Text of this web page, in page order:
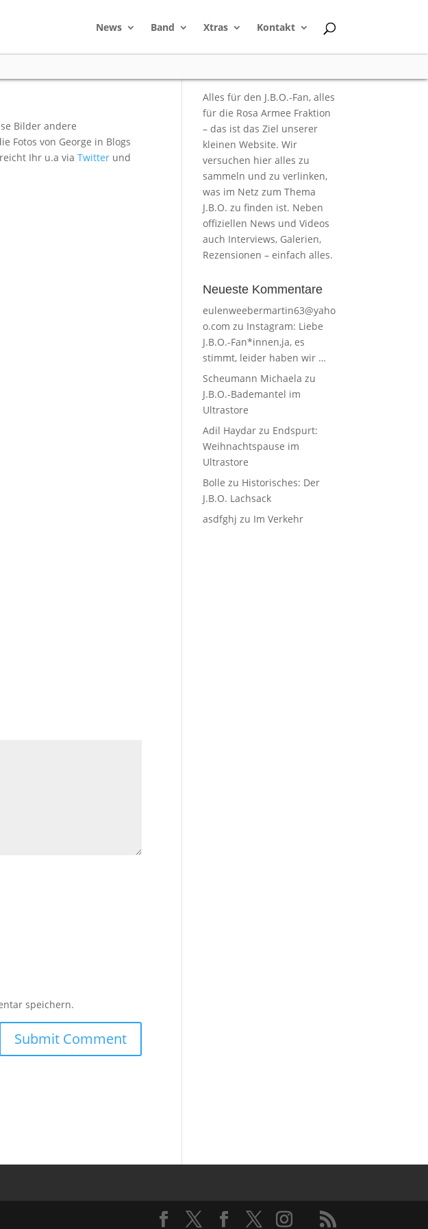
News Band Xtras Kontakt
Bilder andere
Fotos von George in Blogs
Ihr u.a viaTwitter und
speichern.
Alles für den J.B.O.-Fan, alles
für die Rosa Armee Fraktion
– das ist das Ziel unserer
kleinen Website. Wir
versuchen hier alles zu
sammeln und zu verlinken,
was im Netz zum Thema
J.B.O. zu finden ist. Neben
offiziellen News und Videos
auch Interviews, Galerien,
Rezensionen – einfach alles.
Neueste Kommentare
eulenweebermartin63@yaho
o.com zu Instagram: Liebe
J.B.O.-Fan*innen,ja, es
stimmt, leider haben wir …
Scheumann Michaela zu
J.B.O.-Bademantel im
Ultrastore
Adil Haydar zu Endspurt:
Weihnachtspause im
Ultrastore
Bolle zu Historisches: Der
J.B.O. Lachsack
asdfghj zu Im Verkehr